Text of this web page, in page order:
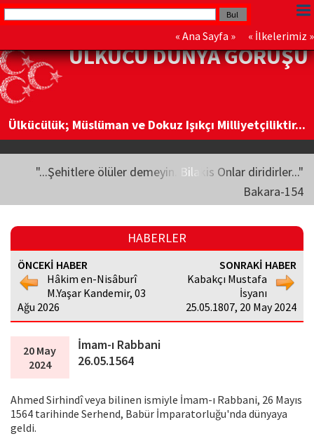
« Ana Sayfa » « İlkelerimiz »
ÜLKÜCÜ DÜNYA GÖRÜŞÜ
Ülkücülük; Müslüman ve Dokuz Işıkçı Milliyetçiliktir...
"...Şehitlere ölüler demeyin. Bilakis Onlar diridirler..."
Bakara-154
HABERLER
ÖNCEKİ HABER
Hâkim en-Nisâburî
M.Yaşar Kandemir, 03
Ağu 2026
SONRAKİ HABER
Kabakçı Mustafa
İsyanı
25.05.1807, 20 May 2024
20 May
2024
İmam-ı Rabbani
26.05.1564
Ahmed Sirhindî veya bilinen ismiyle İmam-ı Rabbani, 26 Mayıs
1564 tarihinde Serhend, Babür İmparatorluğu'nda dünyaya
geldi.